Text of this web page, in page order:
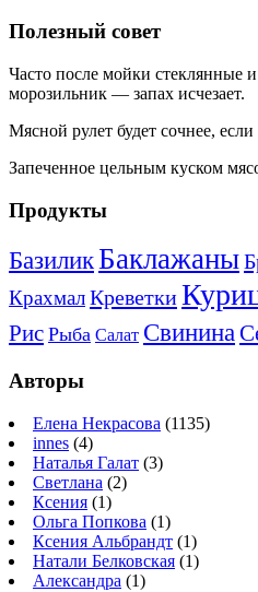
Полезный совет
Часто после мойки стеклянные
морозильник — запах исчезает.
Мясной рулет будет сочнее,
Запеченное цельным куском
Продукты
БазиликБаклажаны
КрахмалКреветки
Рис Рыба Салат Свинина
Авторы
Елена Некрасова (1135)
innes (4)
Наталья Галат (3)
Светлана (2)
Ксения (1)
Ольга Попкова (1)
Ксения Альбрандт (1)
Натали Белковская (1)
Александра (1)